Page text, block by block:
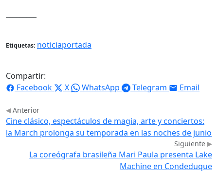
Etiquetas: noticiaportada
Compartir:
Facebook
X WhatsApp Telegram Email
Anterior
Cine clásico, espectáculos de magia, arte y conciertos:
la March prolonga su temporada en las noches de junio
Siguiente
La coreógrafa brasileña Mari Paula presenta Lake
Machine en Condeduque